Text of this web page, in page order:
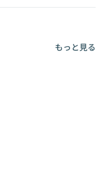
もっと見る